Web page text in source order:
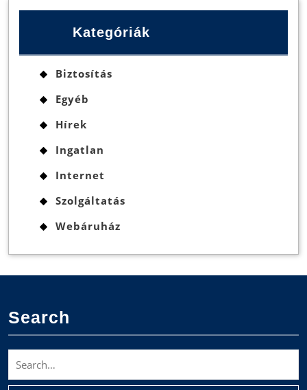
Kategóriák
Biztosítás
Egyéb
Hírek
Ingatlan
Internet
Szolgáltatás
Webáruház
Search
for: